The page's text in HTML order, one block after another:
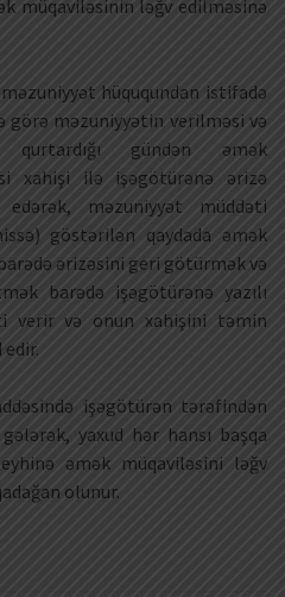
müqaviləsinin ləğv edilməsinə
hüququndan istifadə
məzuniyyətin verilməsi və
qurtardığı gündən əmək
xahişi ilə işəgötürənə ərizə
məzuniyyət müddəti
göstərilən qaydada əmək
ərizəsini geri götürmək və
barədə işəgötürənə yazılı
verir və onun xahişini təmin
işəgötürən tərəfindən
yaxud hər hansı başqa
əmək müqaviləsini ləğv
olunur.